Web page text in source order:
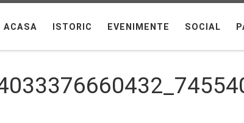
ACASA ISTORIC EVENIMENTE SOCIAL